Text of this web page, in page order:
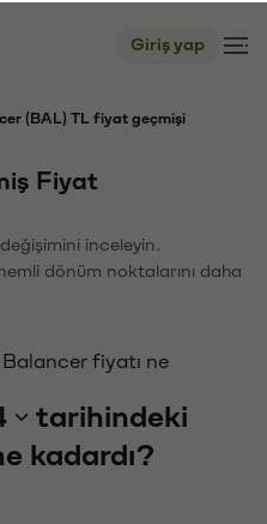
Giriş yap
(BAL) TL fiyat geçmişi
Fiyat
inceleyin.
dönüm noktalarını daha
fiyatı ne
tarihindeki
kadardı?